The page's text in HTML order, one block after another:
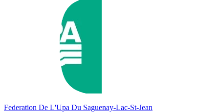
Federation De L'Upa Du Saguenay-Lac-St-Jean